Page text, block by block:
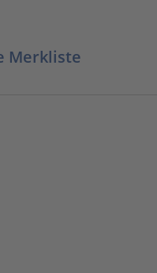
Merkliste